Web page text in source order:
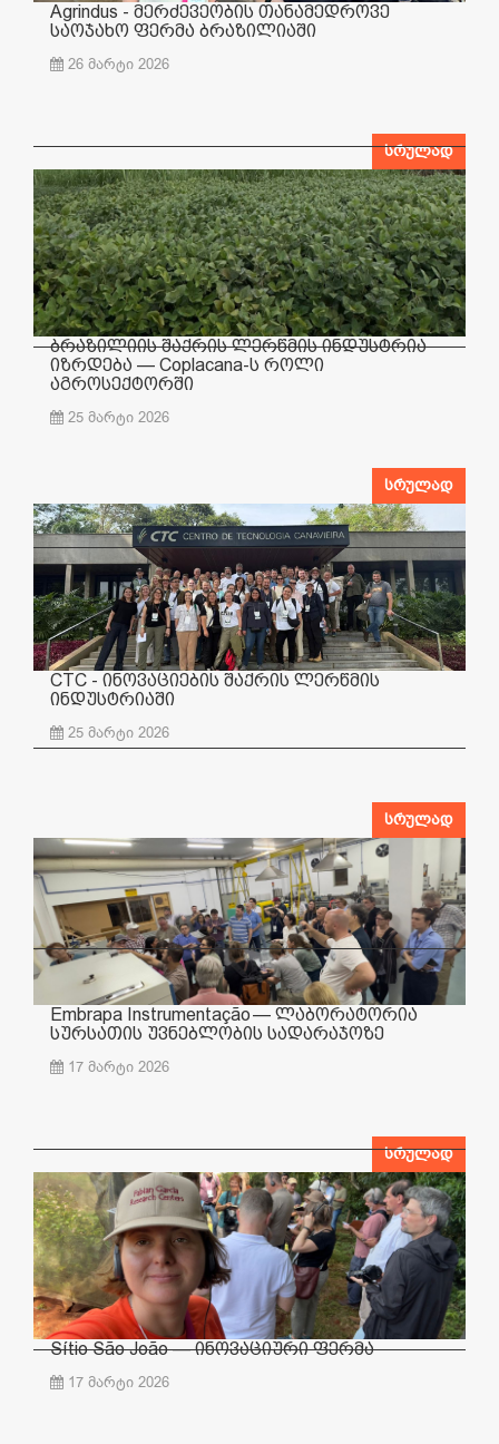
Agrindus - მერძევეობის თანამედროვე
საოჯახო ფერმა ბრაზილიაში
26 მარტი 2026
სრულად
ბრაზილიის შაქრის ლერწმის ინდუსტრია
იზრდება — Coplacana-ს როლი
აგროსექტორში
25 მარტი 2026
სრულად
CTC - ინოვაციების შაქრის ლერწმის
ინდუსტრიაში
25 მარტი 2026
სრულად
Embrapa Instrumentação — ლაბორატორია
სურსათის უვნებლობის სადარაჯოზე
17 მარტი 2026
სრულად
Sítio São João — ინოვაციური ფერმა
17 მარტი 2026